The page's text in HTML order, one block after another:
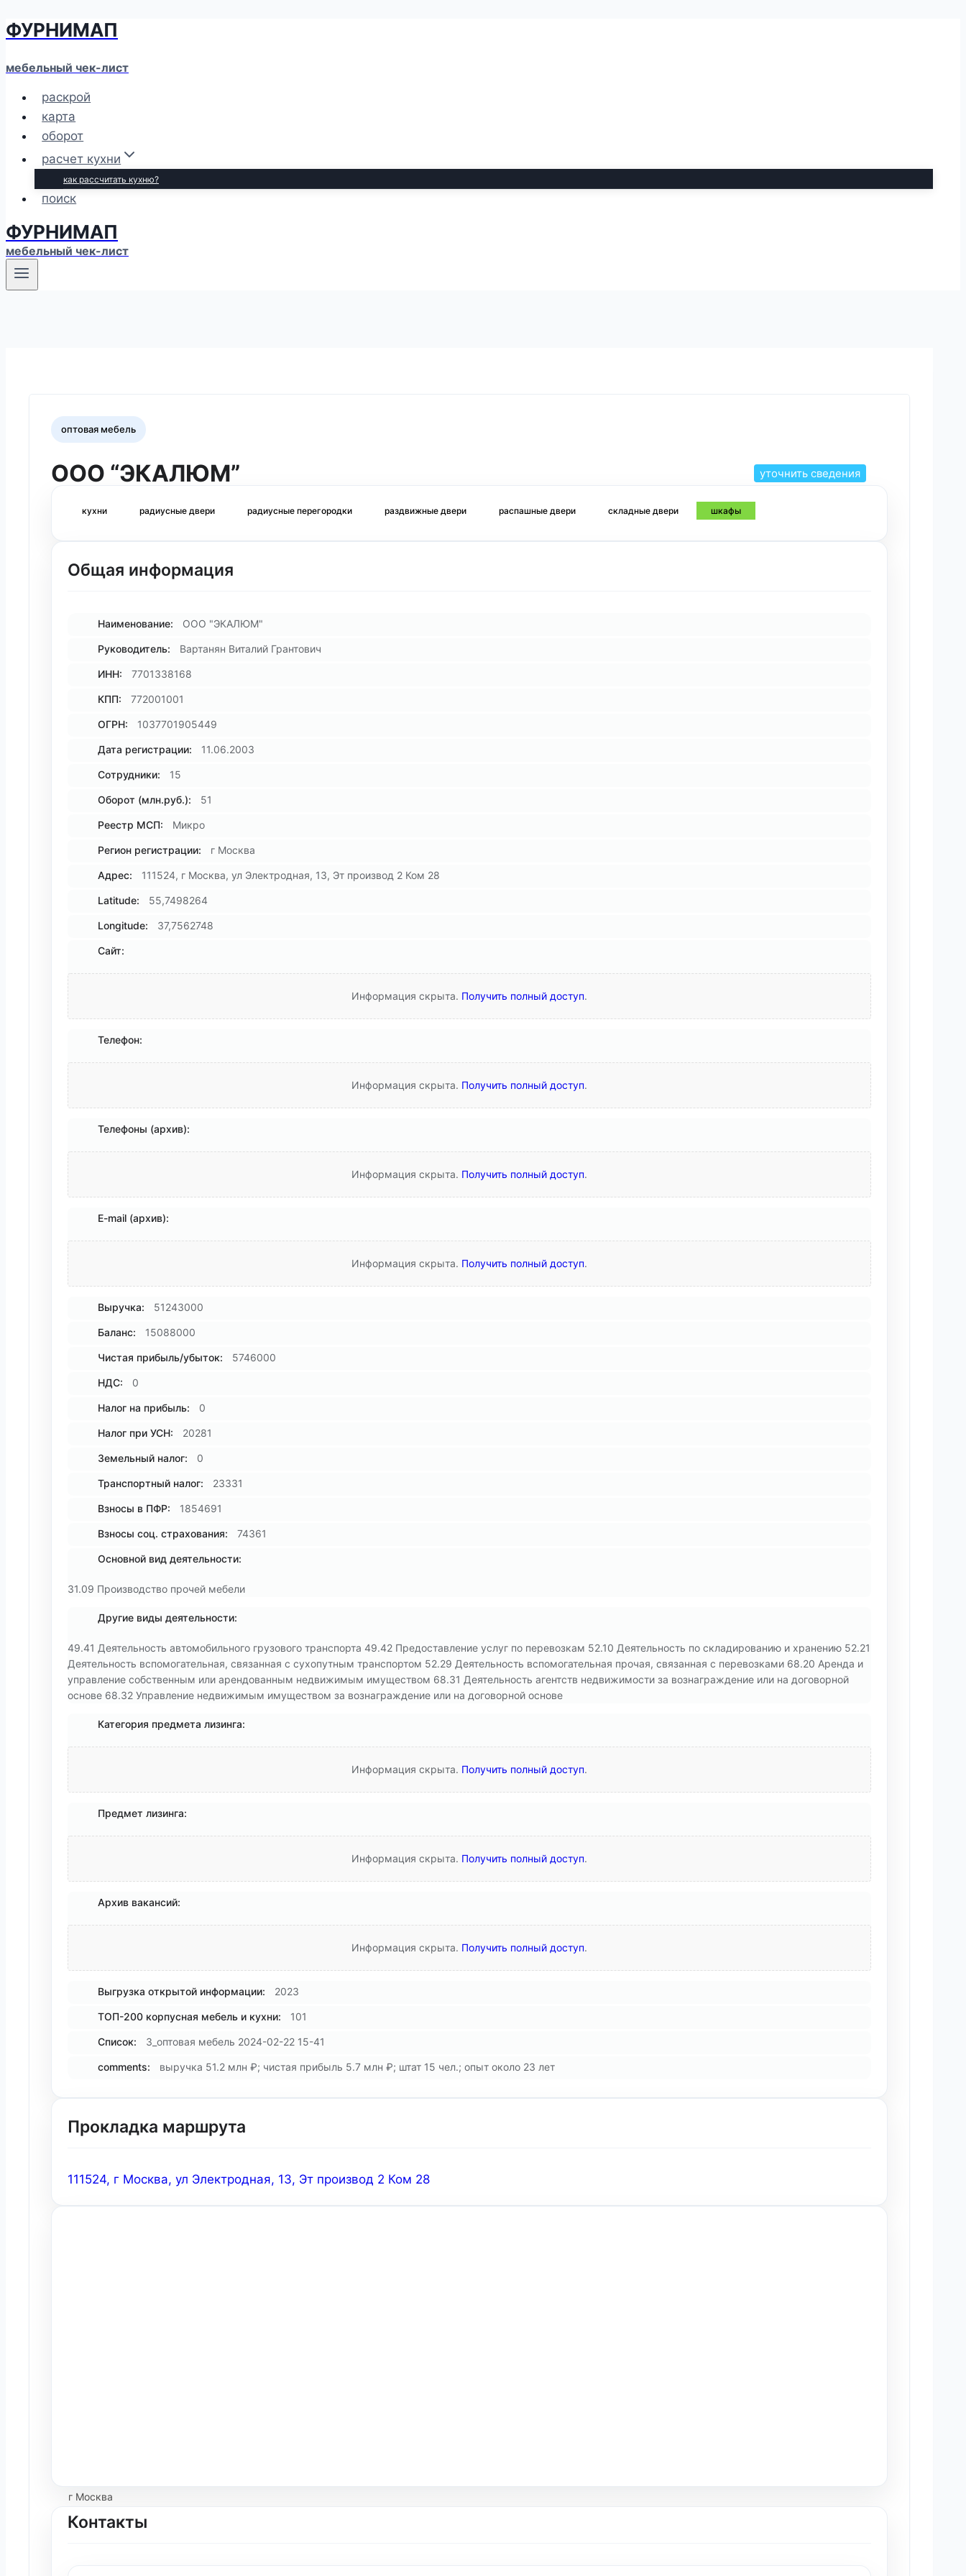
Перейти
содержимому
ФУРНИМАП
мебельный чек-лист
раскрой
карта
оборот
расчет кухни
как рассчитать кухню?
поиск
ФУРНИМАП
мебельный чек-лист
оптовая мебель
ООО “ЭКАЛЮМ” уточнить сведения
кухни радиусные двери радиусные перегородки раздвижные двери распашные двери складные двери шкафы
Общая информация
Наименование: ООО "ЭКАЛЮМ"
Руководитель: Вартанян Виталий Грантович
ИНН: 7701338168
КПП: 772001001
ОГРН: 1037701905449
Дата регистрации: 11.06.2003
Сотрудники: 15
Оборот (млн.руб.): 51
Реестр МСП: Микро
Регион регистрации: г Москва
Адрес: 111524, г Москва, ул Электродная, 13, Эт производ 2 Ком 28
Latitude: 55,7498264
Longitude: 37,7562748
Сайт:
Информация скрыта. Получить полный доступ.
Телефон:
Информация скрыта. Получить полный доступ.
Телефоны (архив):
Информация скрыта. Получить полный доступ.
E-mail (архив):
Информация скрыта. Получить полный доступ.
Выручка: 51243000
Баланс: 15088000
Чистая прибыль/убыток: 5746000
НДС: 0
Налог на прибыль: 0
Налог при УСН: 20281
Земельный налог: 0
Транспортный налог: 23331
Взносы в ПФР: 1854691
Взносы соц. страхования: 74361
Основной вид деятельности:
31.09 Производство прочей мебели
Другие виды деятельности:
49.41 Деятельность автомобильного грузового транспорта 49.42 Предоставление услуг по перевозкам 52.10 Деятельность по складированию и хранению 52.21
Деятельность вспомогательная, связанная с сухопутным транспортом 52.29 Деятельность вспомогательная прочая, связанная с перевозками 68.20 Аренда и
управление собственным или арендованным недвижимым имуществом 68.31 Деятельность агентств недвижимости за вознаграждение или на договорной
основе 68.32 Управление недвижимым имуществом за вознаграждение или на договорной основе
Категория предмета лизинга:
Информация скрыта. Получить полный доступ.
Предмет лизинга:
Информация скрыта. Получить полный доступ.
Архив вакансий:
Информация скрыта. Получить полный доступ.
Выгрузка открытой информации: 2023
ТОП-200 корпусная мебель и кухни: 101
Список: 3_оптовая мебель 2024-02-22 15-41
comments: выручка 51.2 млн ₽; чистая прибыль 5.7 млн ₽; штат 15 чел.; опыт около 23 лет
Прокладка маршрута
111524, г Москва, ул Электродная, 13, Эт производ 2 Ком 28
г Москва
Контакты